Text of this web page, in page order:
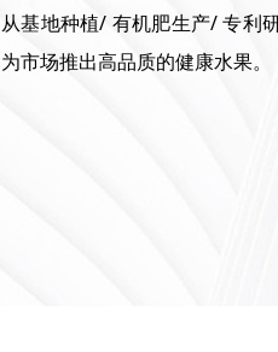
从基地种植/ 有机肥生产/ 专利
为市场推出高品质的健康水果。